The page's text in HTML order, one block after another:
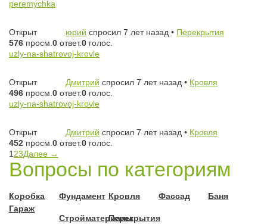
peremychka
Открыт юрий спросил 7 лет назад • Перекрытия
576 просм.0 ответ.0 голос.
uzly-na-shatrovoj-krovle
Открыт Дмитрий спросил 7 лет назад • Кровля
496 просм.0 ответ.0 голос.
uzly-na-shatrovoj-krovle
Открыт Дмитрий спросил 7 лет назад • Кровля
452 просм.0 ответ.0 голос.
123Далее →
Вопросы по категориям
Коробка Фундамент Кровля Фассад
Баня
Гараж
СтройматериалыПерекрытия